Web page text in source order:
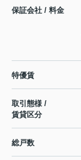
保証会社 / 料金
特優賃
取引態様 /
賃貸区分
総戸数